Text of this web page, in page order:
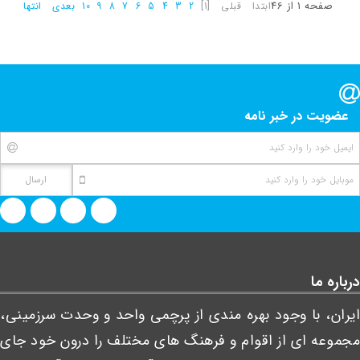
صفحه 1 از 46 ابتدا قبلی [1]
2
3
4
5
6
7
8
9
10 بعدی انتها
عضویت در خبر نامه
درباره ما
ایران، با وجود بهره مندی از پرچمی واحد و وحدت سرزمینی،
مجموعه ای از اقوام و فرهنگ های مختلف را درون خود جای